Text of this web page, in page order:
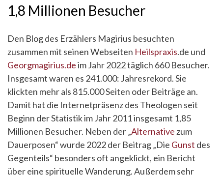
1,8 Millionen Besucher
Den Blog des Erzählers Magirius besuchten
zusammen mit seinen Webseiten Heilspraxis.de und
Georgmagirius.deim Jahr 2022 täglich 660 Besucher.
Insgesamt waren es 241.000: Jahresrekord. Sie
klickten mehr als 815.000 Seiten oder Beiträge an.
Damit hat die Internetpräsenz des Theologen seit
Beginn der Statistik im Jahr 2011 insgesamt 1,85
Millionen Besucher. Neben der „Alternative zum
Dauerposen“ wurde 2022 der Beitrag „Die Gunst des
Gegenteils“ besonders oft angeklickt, ein Bericht
über eine spirituelle Wanderung. Außerdem sehr